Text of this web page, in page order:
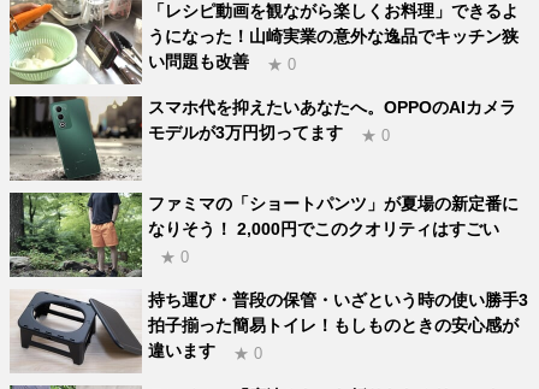
「レシピ動画を観ながら楽しくお料理」できるよ
うになった！山崎実業の意外な逸品でキッチン狭
い問題も改善
★ 0
スマホ代を抑えたいあなたへ。OPPOのAIカメラ
モデルが3万円切ってます
★ 0
ファミマの「ショートパンツ」が夏場の新定番に
なりそう！ 2,000円でこのクオリティはすごい
★ 0
持ち運び・普段の保管・いざという時の使い勝手3
拍子揃った簡易トイレ！もしものときの安心感が
違います
★ 0